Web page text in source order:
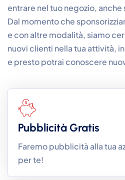
entrare nel tuo negozio, anche
Dal momento che
e con altre modalità, siamo
nuovi clienti nella tua attività,
e presto potrai conoscere
Pubblicità Gratis
Faremo pubblicità alla tua
per te!